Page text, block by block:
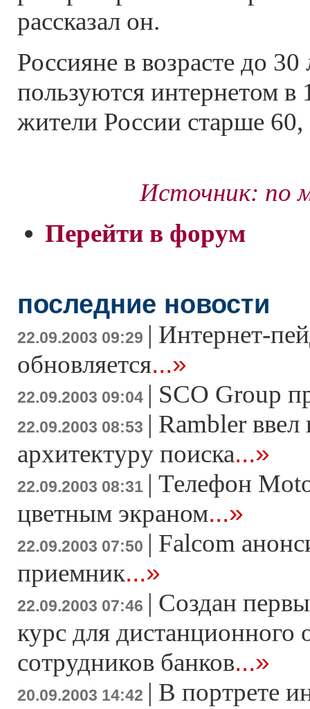
рассказал он.
Россияне в возрасте до
пользуются интернетом в
жители России старше 60,
Источник: по
Перейти в форум
последние новости
22.09.2003 09:29 | Интернет-
обновляется...»
22.09.2003 09:04 | SCO Group
22.09.2003 08:53 | Rambler
архитектуру поиска...»
22.09.2003 08:31 | Телефон
цветным экраном...»
22.09.2003 07:50 | Falcom
приемник...»
22.09.2003 07:46 | Создан
курс для дистанционного
сотрудников банков...»
20.09.2003 14:42 | В портрете